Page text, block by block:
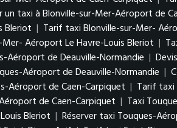
un taxi à Blonville-sur-Mer-Aéroport de
Bleriot | Tarif taxi Blonville-sur-Mer-
Aéroport Le Havre-Louis Bleriot |
Aéroport de Deauville-Normandie |
Aéroport de Deauville-Normandie |
Aéroport de Caen-Carpiquet | Tarif taxi
de Caen-Carpiquet | Taxi
Bleriot | Réserver taxi Touques-